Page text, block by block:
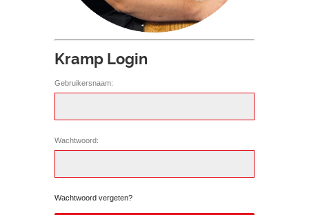
Kramp Login
Gebruikersnaam:
Wachtwoord:
Wachtwoord vergeten?